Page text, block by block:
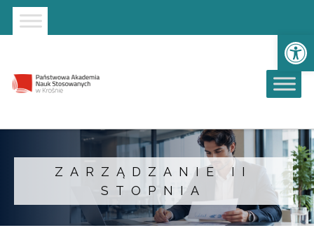
Strona główna
Przejdź do wyszukiwarki
Przejdź do menu głównego
ZARZĄDZANIE II
STOPNIA